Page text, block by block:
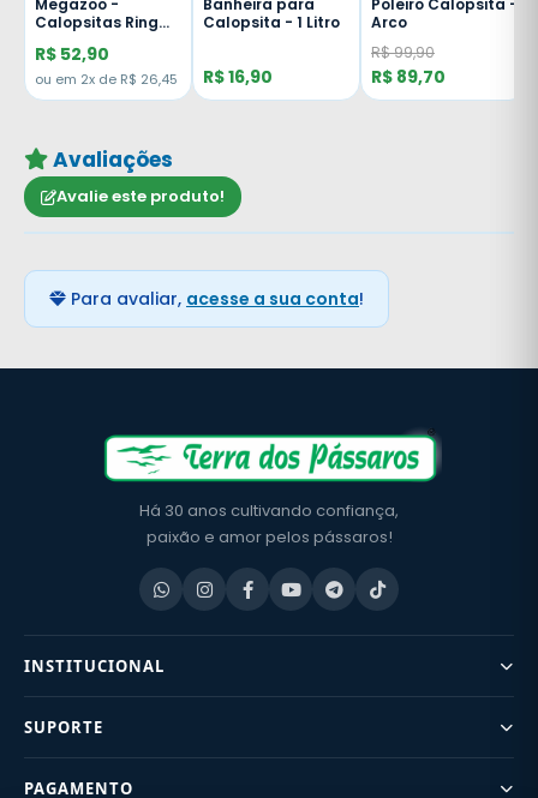
Megazoo -
Calopsitas Ring
Natural - Regular
Bits - 700g
R$ 52,90
ou em 2x de R$ 26,45
Banheira para
Calopsita - 1 Litro
R$ 16,90
Poleiro Calopsita -
Arco
R$ 99,90
R$ 89,70
Avaliações
Avalie este produto!
Para avaliar, acesse a sua conta!
Há 30 anos cultivando confiança,
paixão e amor pelos pássaros!
INSTITUCIONAL
SUPORTE
PAGAMENTO